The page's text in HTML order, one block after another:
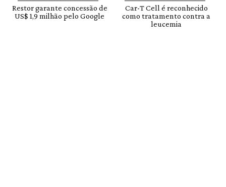
Restor garante concessão de
US$ 1,9 milhão pelo Google
Car-T Cell é reconhecido
como tratamento contra a
leucemia